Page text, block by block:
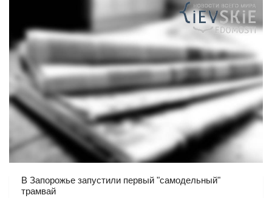
В Запорожье запустили первый "самодельный"
трамвай